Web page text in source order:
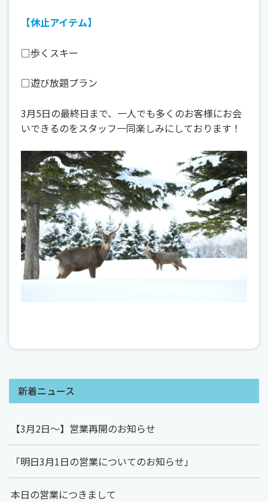
【休止アイテム】
□歩くスキー
□遊び放題プラン
3月5日の最終日まで、一人でも多くのお客様にお会
いできるのをスタッフ一同楽しみにしております！
新着ニュース
【3月2日～】営業再開のお知らせ
「明日3月1日の営業についてのお知らせ」
本日の営業につきまして